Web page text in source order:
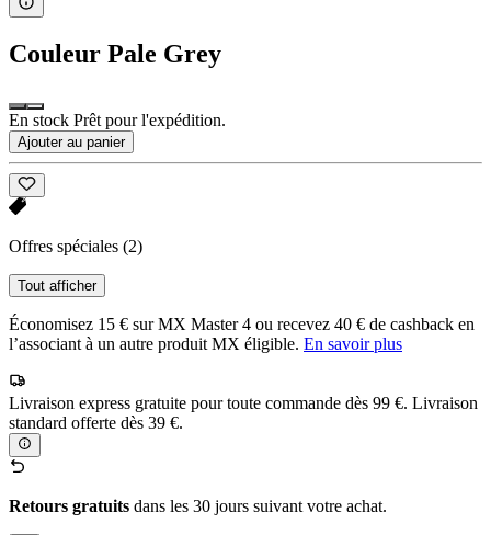
Couleur Pale Grey
En stock Prêt pour l'expédition.
Ajouter au panier
Offres spéciales (2)
Tout afficher
Économisez 15 € sur MX Master 4 ou recevez 40 € de cashback en
l’associant à un autre produit MX éligible. En savoir plus
Livraison express gratuite pour toute commande dès 99 €. Livraison
standard offerte dès 39 €.
Retours gratuits dans les 30 jours suivant votre achat.